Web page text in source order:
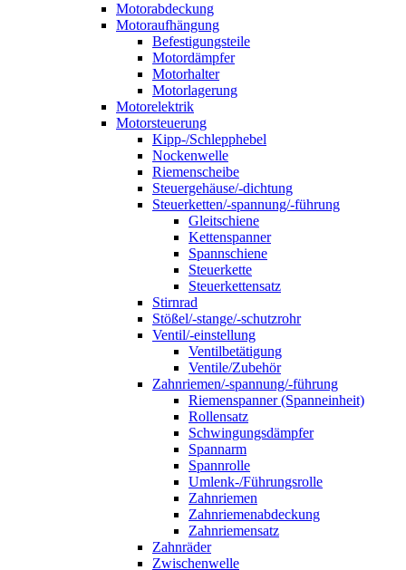
Motorabdeckung
Motoraufhängung
Befestigungsteile
Motordämpfer
Motorhalter
Motorlagerung
Motorelektrik
Motorsteuerung
Kipp-/Schlepphebel
Nockenwelle
Riemenscheibe
Steuergehäuse/-dichtung
Steuerketten/-spannung/-führung
Gleitschiene
Kettenspanner
Spannschiene
Steuerkette
Steuerkettensatz
Stirnrad
Stößel/-stange/-schutzrohr
Ventil/-einstellung
Ventilbetätigung
Ventile/Zubehör
Zahnriemen/-spannung/-führung
Riemenspanner (Spanneinheit)
Rollensatz
Schwingungsdämpfer
Spannarm
Spannrolle
Umlenk-/Führungsrolle
Zahnriemen
Zahnriemenabdeckung
Zahnriemensatz
Zahnräder
Zwischenwelle